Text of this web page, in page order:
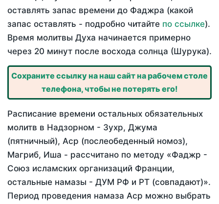
оставлять запас времени до Фаджра (какой
запас оставлять - подробно читайте по ссылке).
Время молитвы Духа начинается примерно
через 20 минут после восхода солнца (Шурука).
Сохраните ссылку на наш сайт на рабочем столе
телефона, чтобы не потерять его!
Расписание времени остальных обязательных
молитв в Надзорном - Зухр, Джума
(пятничный), Аср (послеобеденный номоз),
Магриб, Иша - рассчитано по методу «Фаджр -
Союз исламских организаций Франции,
остальные намазы - ДУМ РФ и РТ (совпадают)».
Период проведения намаза Аср можно выбрать